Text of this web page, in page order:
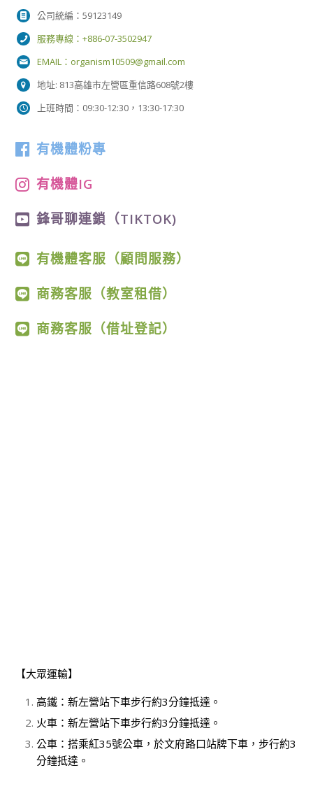
公司統編：59123149
服務專線：+886-07-3502947
EMAIL： organism10509@gmail.com
地址: 813高雄市左營區重信路608號2樓
上班時間：09:30-12:30，13:30-17:30
有機體粉專
有機體IG
鋒哥聊連鎖（TIKTOK)
有機體客服（顧問服務）
商務客服（教室租借）
商務客服（借址登記）
【大眾運輸】
高鐵：新左營站下車步行約3分鐘抵達。
火車：新左營站下車步行約3分鐘抵達。
公車：搭乘紅35號公車，於文府路口站牌下車，步行約3
分鐘抵達。